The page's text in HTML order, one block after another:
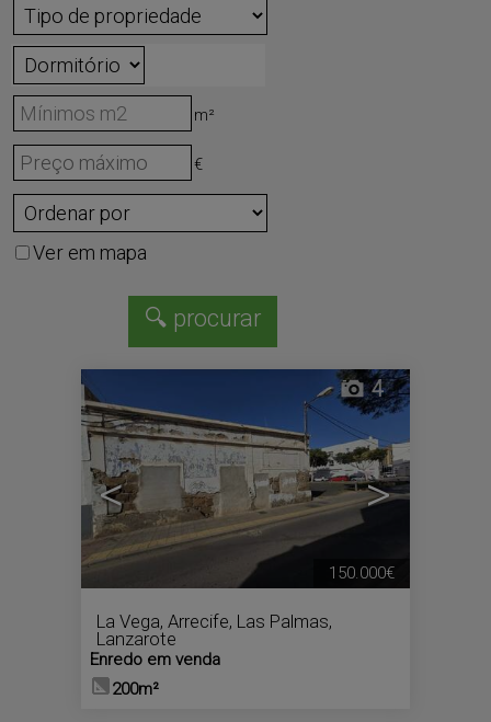
m²
€
Ver em mapa
< >
4
La Vega, Arrecife, Las Palmas,
Lanzarote
Enredo em venda
200m²
150.000€